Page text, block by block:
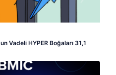
Vadeli HYPER Boğaları 31,1